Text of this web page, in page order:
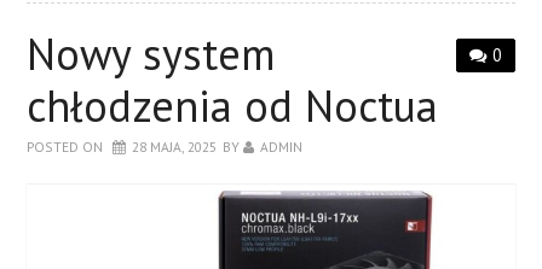
0
Nowy system
chłodzenia od Noctua
POSTED ON 28 MAJA, 2025 BY ADMIN